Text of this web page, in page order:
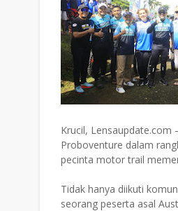
Krucil, Lensaupdate.com
Proboventure dalam
pecinta motor trail
Tidak hanya diikuti
seorang peserta asal